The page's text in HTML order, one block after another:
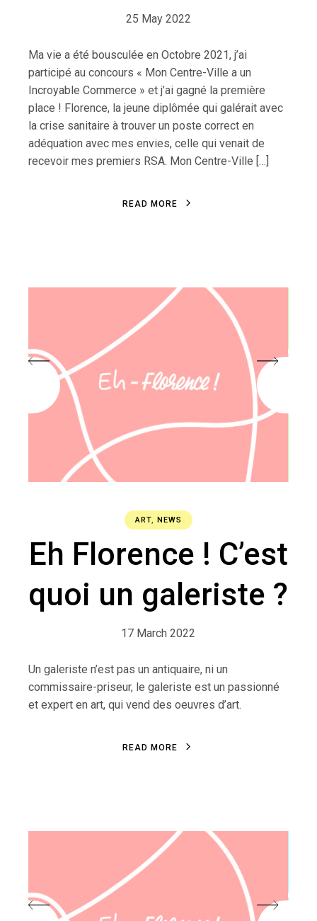
25 May 2022
Ma vie a été bousculée en Octobre 2021, j’ai
participé au concours « Mon Centre-Ville a un
Incroyable Commerce » et j’ai gagné la première
place ! Florence, la jeune diplômée qui galérait avec
la crise sanitaire à trouver un poste correct en
adéquation avec mes envies, celle qui venait de
recevoir mes premiers RSA. Mon Centre-Ville […]
R EA D M O R E
ART, NEWS
Eh Florence ! C’est
quoi un galeriste ?
17 March 2022
Un galeriste n’est pas un antiquaire, ni un
commissaire-priseur, le galeriste est un passionné
et expert en art, qui vend des oeuvres d’art.
R EA D M O R E